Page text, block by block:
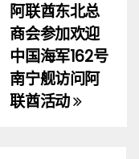
阿联酋东北总
商会参加欢迎
中国海军162号
南宁舰访问阿
联酋活动